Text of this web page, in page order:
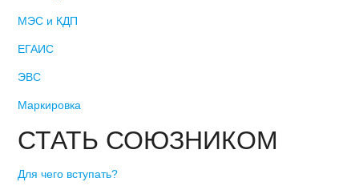
МЭС и КДП
ЕГАИС
ЭВС
Маркировка
СТАТЬ СОЮЗНИКОМ
Для чего вступать?